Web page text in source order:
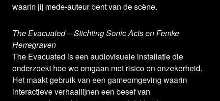
waarin jij mede-auteur bent van de scène.
The Evacuated – Stichting Sonic Acts en Femke
Herregraven
The Evacuated is een audiovisuele installatie die
onderzoekt hoe we omgaan met risico en onzekerheid.
Het maakt gebruik van een gameomgeving waarin
interactieve verhaallijnen een besef van